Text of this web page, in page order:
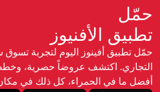
حمّل
تطبيق الأفنيوز
حمّل تطبيق أفينوز اليوم لتجربة
التجاري. اكتشف عروضاً حصرية،
أفضل ما في الحمراء، كل ذلك في